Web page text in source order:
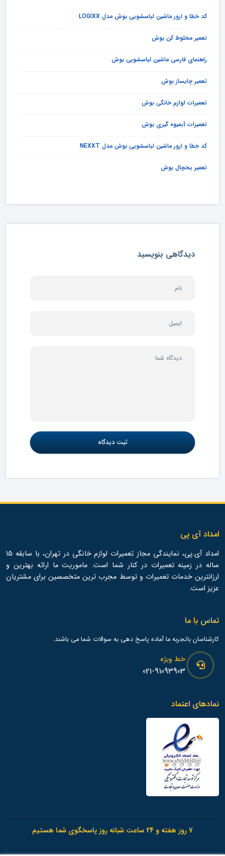
کد خطا و ارور ماشین لباسشویی بوش مدل LOGIXX
تعمیر مخلوط کن بوش
راهنمای فارسی ماشین لباسشویی بوش
تعمیر چایساز بوش
تعمیرات لوازم خانگی بوش
تعمیرات آبمیوه گیری بوش
کد خطا و ارور ماشین لباسشویی بوش مدل NEXXT
تعمیر یخچال بوش
دیدگاهی بنویسید
امداد آی پی
امداد آی.پی، نمایندگی مجاز تعمیرات لوازم خانگی در تهران، با سابقه 15
ساله در زمینه تعمیرات در کنار شما است. ماموریت ما ارائه بهترین و
ارزانترین خدمات تعمیرات و توسط مجرب ترین متخصصین برای مشتریان
عزیز است.
تماس با ما
کارشناسان باتجربه ما آماده پاسخ دهی به سوالات شما می باشند.
خط ویژه
021-91093903
نمادهای اعتماد
7 روز هفته و 24 ساعت شبانه روز پاسخگوی شما هستیم